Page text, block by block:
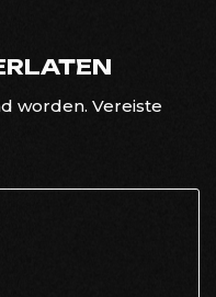
worden. Vereiste